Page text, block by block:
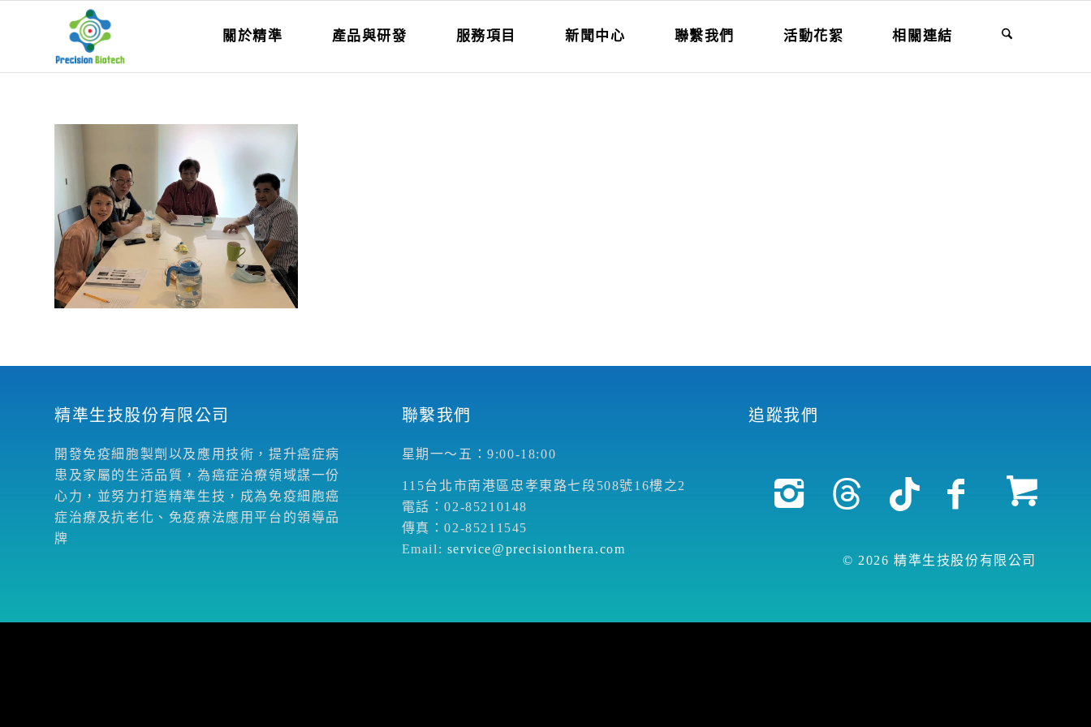
關於精準 產品與研發 服務項目 新聞中心 聯繫我們 活動花絮 相關連結
精準生技股份有限公司
開發免疫細胞製劑以及應用技術，提升癌症病
患及家屬的生活品質，為癌症治療領域謀一份
心力，並努力打造精準生技，成為免疫細胞癌
症治療及抗老化、免疫療法應用平台的領導品
牌
聯繫我們
星期一～五：9:00-18:00
115台北市南港區忠孝東路七段508號16樓之2
電話：02-85210148
傳真：02-85211545
Email: service@precisionthera.com
追蹤我們
© 2026 精準生技股份有限公司